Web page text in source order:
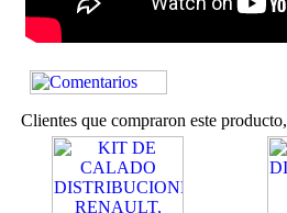
Clientes que compraron este